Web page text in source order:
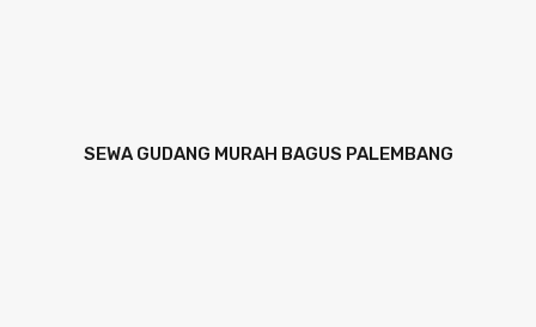
SEWA GUDANG MURAH BAGUS PALEMBANG